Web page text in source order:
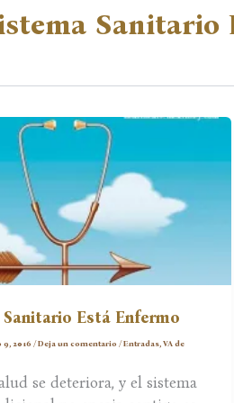
Sanitario
Está Enfermo
9, 2016 /Deja un comentario /Entradas, VA de
se deteriora, y el sistema